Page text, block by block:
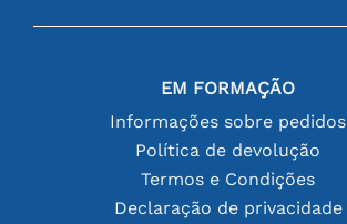
EM FORMAÇÃO
Informações sobre pedidos
Política de devolução
Termos e Condições
Declaração de privacidade